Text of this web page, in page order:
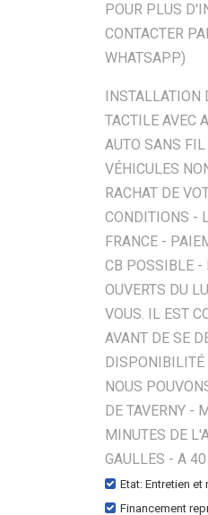
POUR PLUS
CONTACTER
WHATSAPP)
INSTALLATION
TACTILE AVEC
AUTO SANS
VÉHICULES
RACHAT DE
CONDITIONS -
FRANCE -
CB POSSIBLE -
OUVERTS DU
VOUS. IL EST
AVANT DE SE
DISPONIBILITÉ
NOUS
DE TAVERNY -
MINUTES DE
GAULLES - A
Etat: Entretien et
Financement